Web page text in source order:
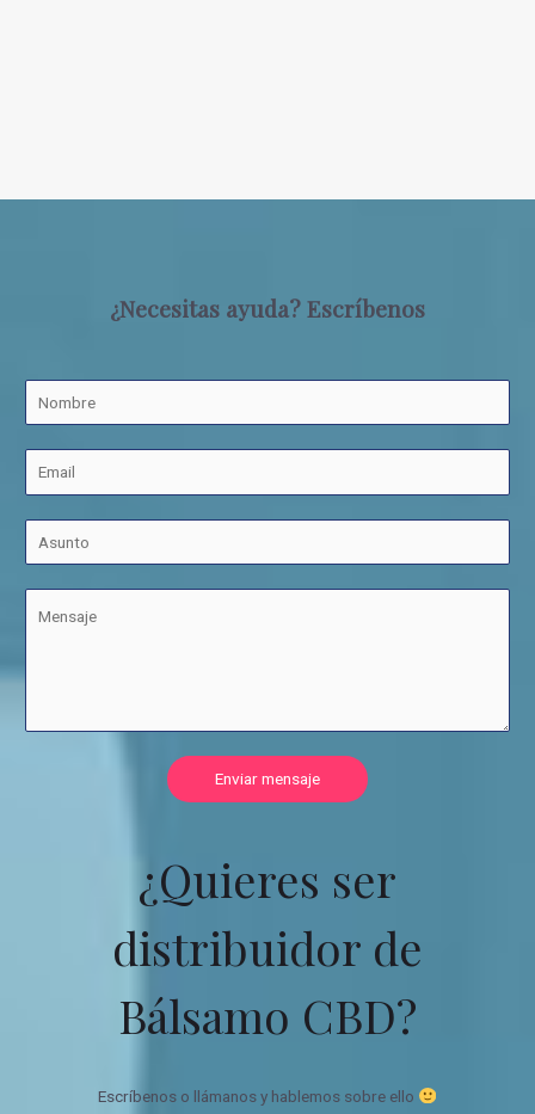
¿Necesitas ayuda? Escríbenos
Enviar mensaje
¿Quieres ser
distribuidor de
Bálsamo CBD?
Escríbenos o llámanos y hablemos sobre ello